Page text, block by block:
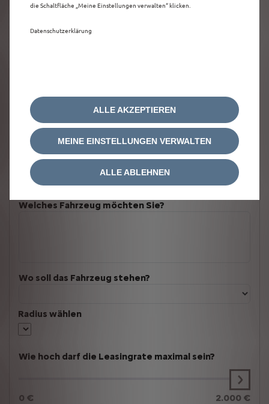
Welches Fahrzeug möchten Sie?
Wo soll das Fahrzeug stehen?
Radius wählen
Wie hoch darf die Leasingrate maximal sein?
0 € 2.000 €
die Schaltfläche „Meine Einstellungen verwalten“ klicken.
Datenschutzerklärung
MEINE EINSTELLUNGEN VERWALTEN
ALLE AKZEPTIEREN
ALLE ABLEHNEN